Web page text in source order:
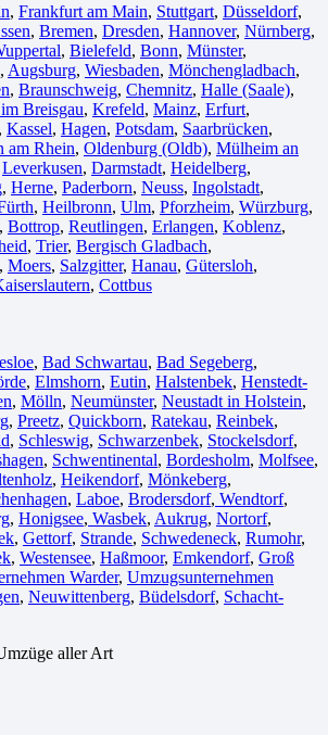
, Frankfurt am Main, Stuttgart, Düsseldorf,
, Bremen, Dresden, Hannover, Nürnberg,
, Bielefeld⁠, Bonn⁠, Münster⁠,
, Augsburg, Wiesbaden⁠, Mönchengladbach⁠,
, Braunschweig, Chemnitz⁠, Halle (Saale)⁠,
Breisgau⁠, Krefeld⁠, Mainz⁠, Erfurt,
, Kassel⁠, Hagen, Potsdam, Saarbrücken⁠,
am Rhein⁠, Oldenburg (Oldb), Mülheim an
Leverkusen, Darmstadt⁠, Heidelberg,
, Herne⁠, Paderborn, Neuss, Ingolstadt,
, Heilbronn, Ulm⁠, Pforzheim, Würzburg,
, Bottrop, Reutlingen, Erlangen⁠, Koblenz,
, Trier⁠, Bergisch Gladbach,
, Moers⁠, Salzgitter⁠, Hanau, Gütersloh,
, Cottbus⁠
, Bad Schwartau, Bad Segeberg,
, Elmshorn, Eutin, Halstenbek, Henstedt-
, Mölln, Neumünster, Neustadt in Holstein,
, Preetz, Quickborn, Ratekau, Reinbek,
, Schleswig, Schwarzenbek, Stockelsdorf,
, Schwentinental, Bordesholm, Molfsee,
, Heikendorf, Mönkeberg,
, Laboe, Brodersdorf, Wendtorf,
, Honigsee, Wasbek, Aukrug, Nortorf,
, Gettorf, Strande, Schwedeneck, Rumohr,
, Westensee, Haßmoor, Emkendorf, Groß
Warder, Umzugsunternehmen
, Neuwittenberg, Büdelsdorf, Schacht-